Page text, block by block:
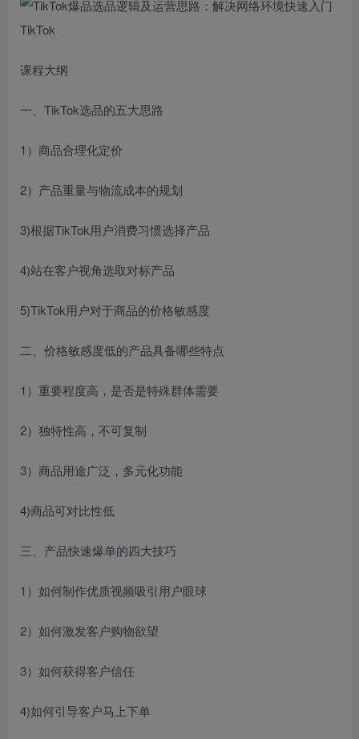
课程大纲
一、TikTok选品的五大思路
1）商品合理化定价
2）产品重量与物流成本的规划
3)根据TikTok用户消费习惯选择产品
4)站在客户视角选取对标产品
5)TikTok用户对于商品的价格敏感度
二、价格敏感度低的产品具备哪些特点
1）重要程度高，是否是特殊群体需要
2）独特性高，不可复制
3）商品用途广泛，多元化功能
4)商品可对比性低
三、产品快速爆单的四大技巧
1）如何制作优质视频吸引用户眼球
2）如何激发客户购物欲望
3）如何获得客户信任
4)如何引导客户马上下单